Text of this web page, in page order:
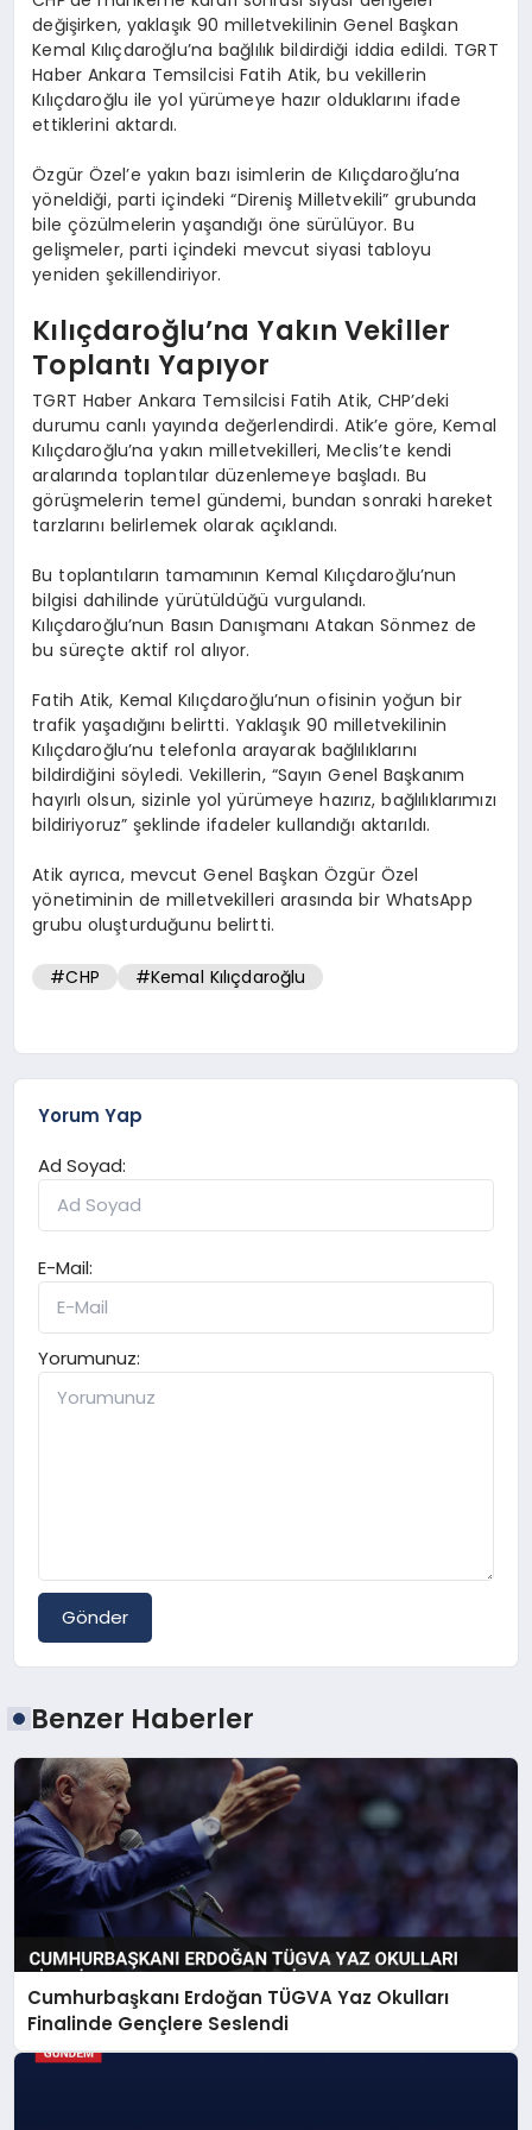
değişirken, yaklaşık 90 milletvekilinin Genel Başkan
Kemal Kılıçdaroğlu’na bağlılık bildirdiği iddia edildi. TGRT
Haber Ankara Temsilcisi Fatih Atik, bu vekillerin
Kılıçdaroğlu ile yol yürümeye hazır olduklarını ifade
ettiklerini aktardı.
Özgür Özel’e yakın bazı isimlerin de Kılıçdaroğlu’na
yöneldiği, parti içindeki “Direniş Milletvekili” grubunda
bile çözülmelerin yaşandığı öne sürülüyor. Bu
gelişmeler, parti içindeki mevcut siyasi tabloyu
yeniden şekillendiriyor.
Kılıçdaroğlu’na Yakın Vekiller
Toplantı Yapıyor
TGRT Haber Ankara Temsilcisi Fatih Atik, CHP’deki
durumu canlı yayında değerlendirdi. Atik’e göre, Kemal
Kılıçdaroğlu’na yakın milletvekilleri, Meclis’te kendi
aralarında toplantılar düzenlemeye başladı. Bu
görüşmelerin temel gündemi, bundan sonraki hareket
tarzlarını belirlemek olarak açıklandı.
Bu toplantıların tamamının Kemal Kılıçdaroğlu’nun
bilgisi dahilinde yürütüldüğü vurgulandı.
Kılıçdaroğlu’nun Basın Danışmanı Atakan Sönmez de
bu süreçte aktif rol alıyor.
Fatih Atik, Kemal Kılıçdaroğlu’nun ofisinin yoğun bir
trafik yaşadığını belirtti. Yaklaşık 90 milletvekilinin
Kılıçdaroğlu’nu telefonla arayarak bağlılıklarını
bildirdiğini söyledi. Vekillerin, “Sayın Genel Başkanım
hayırlı olsun, sizinle yol yürümeye hazırız, bağlılıklarımızı
bildiriyoruz” şeklinde ifadeler kullandığı aktarıldı.
Atik ayrıca, mevcut Genel Başkan Özgür Özel
yönetiminin de milletvekilleri arasında bir WhatsApp
grubu oluşturduğunu belirtti.
#CHP #Kemal Kılıçdaroğlu
Yorum Yap
Ad Soyad:
E-Mail:
Yorumunuz:
Gönder
Benzer Haberler
Cumhurbaşkanı Erdoğan TÜGVA Yaz Okulları
Finalinde Gençlere Seslendi